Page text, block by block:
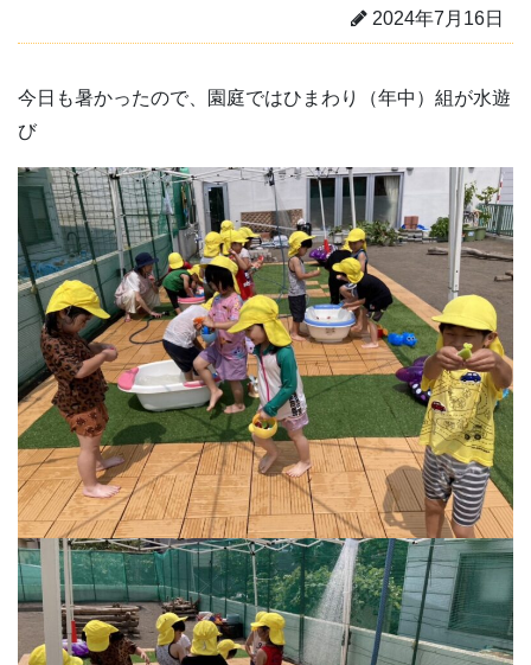
2024年7月16日
今日も暑かったので、園庭ではひまわり（年中）組が水遊
び